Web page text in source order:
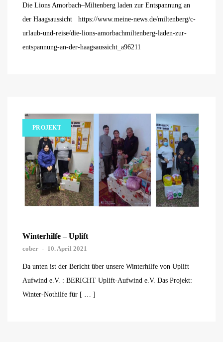
Die Lions Amorbach–Miltenberg laden zur Entspannung an
der Haagsaussicht https://www.meine-news.de/miltenberg/c-
urlaub-und-reise/die-lions-amorbachmiltenberg-laden-zur-
entspannung-an-der-haagsaussicht_a96211
PROJEKT
Winterhilfe – Uplift
cober - 10. April 2021
Da unten ist der Bericht über unsere Winterhilfe von Uplift
Aufwind e.V. : BERICHT Uplift-Aufwind e.V. Das Projekt:
Winter-Nothilfe für [ … ]